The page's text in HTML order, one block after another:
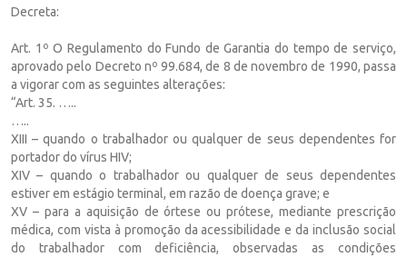
Decreta:
Art. 1º O Regulamento do Fundo de Garantia do tempo de serviço,
aprovado pelo Decreto nº 99.684, de 8 de novembro de 1990, passa
a vigorar com as seguintes alterações:
“Art. 35. …..
…..
XIII – quando o trabalhador ou qualquer de seus dependentes for
portador do vírus HIV;
XIV – quando o trabalhador ou qualquer de seus dependentes
estiver em estágio terminal, em razão de doença grave; e
XV – para a aquisição de órtese ou prótese, mediante prescrição
médica, com vista à promoção da acessibilidade e da inclusão social
do trabalhador com deficiência, observadas as condições